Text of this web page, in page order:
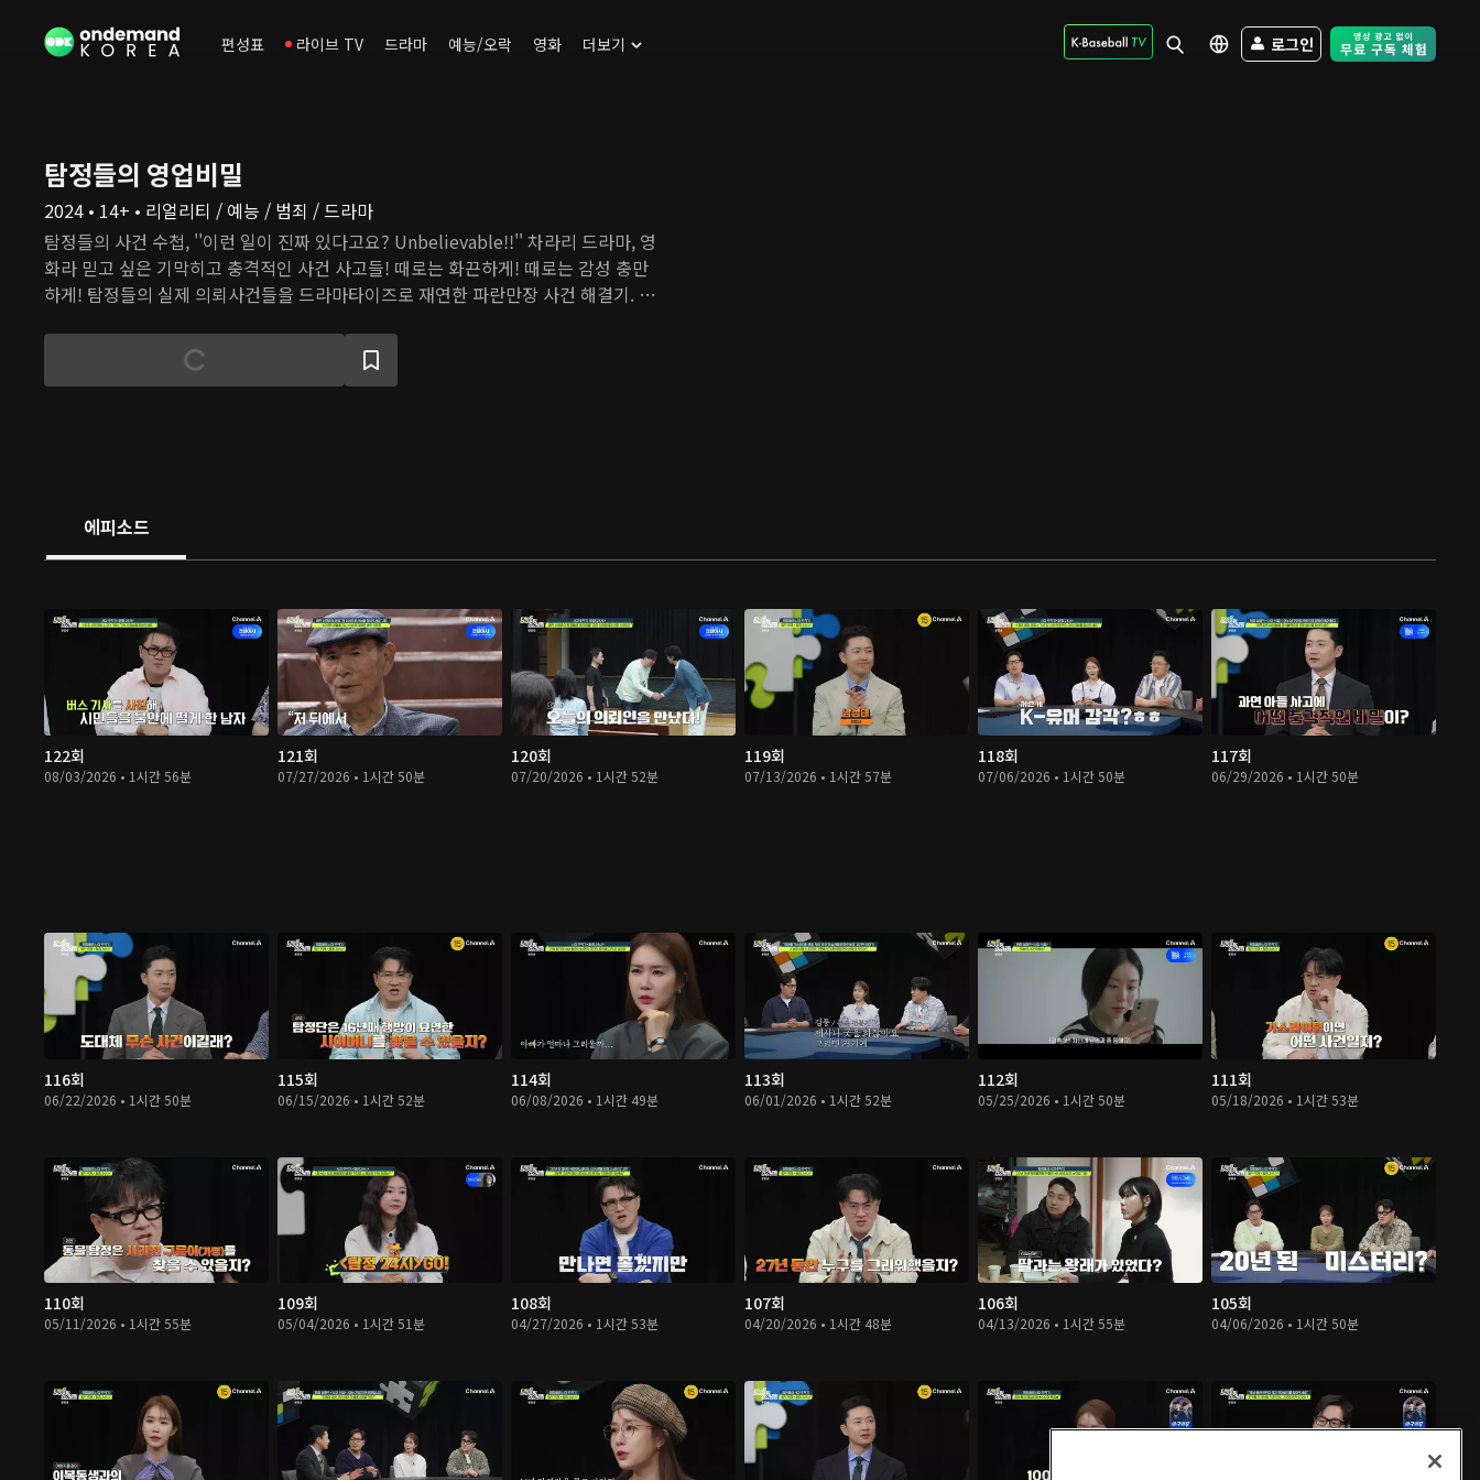
편성표 라이브 TV 드라마 예능/오락 영화 더보기 로그인 Free Trial -
탐정들의 영업비밀
2024 • 14+ • 리얼리티 / 예능 / 범죄 / 드라마
탐정들의 사건 수첩, ''이런 일이 진짜 있다고요? Unbelievable!!'' 차라리 드라마, 영
화라 믿고 싶은 기막히고 충격적인 사건 사고들! 때로는 화끈하게! 때로는 감성 충만
하게! 탐정들의 실제 의뢰사건들을 드라마타이즈로 재연한 파란만장 사건 해결기. 의
곡을 누비는 국민 해결사-지금껏 어디에서도 공개되지 않았던 실제 탐정 업무와 숨은
에피소드
122회
08/03/2026 • 1시간 56분
121회
07/27/2026 • 1시간 50분
120회
07/20/2026 • 1시간 52분
119회
07/13/2026 • 1시간 57분
118회
07/06/2026 • 1시간 50분
117회
06/29/2026 • 1시간 50분
116회
06/22/2026 • 1시간 50분
115회
06/15/2026 • 1시간 52분
114회
06/08/2026 • 1시간 49분
113회
06/01/2026 • 1시간 52분
112회
05/25/2026 • 1시간 50분
111회
05/18/2026 • 1시간 53분
110회
05/11/2026 • 1시간 55분
109회
05/04/2026 • 1시간 51분
108회
04/27/2026 • 1시간 53분
107회
04/20/2026 • 1시간 48분
106회
04/13/2026 • 1시간 55분
105회
04/06/2026 • 1시간 50분